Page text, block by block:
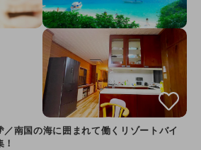
南国の海に囲まれて働くリゾートバイ